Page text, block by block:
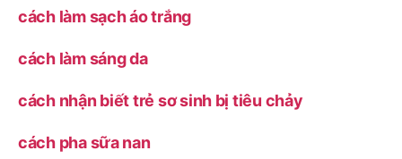
cách làm sạch áo trắng
cách làm sáng da
cách nhận biết trẻ sơ sinh bị tiêu chảy
cách pha sữa nan